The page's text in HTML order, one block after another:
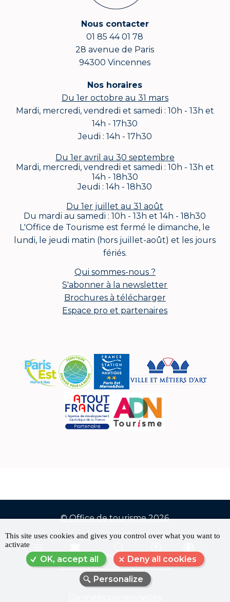
Nous contacter
01 85 44 01 78
28 avenue de Paris
94300 Vincennes
Nos horaires
Du 1er octobre au 31 mars
Mardi, mercredi, vendredi et samedi : 10h - 13h et
14h - 17h30
Jeudi : 14h - 17h30
Du 1er avril au 30 septembre
Mardi, mercredi, vendredi et samedi : 10h - 13h et
14h - 18h30
Jeudi : 14h - 18h30
Du 1er juillet au 31 août
Du mardi au samedi : 10h - 13h et 14h - 18h30
L'Office de Tourisme est fermé le dimanche, le
lundi, le jeudi matin (hors juillet-août) et les jours
fériés.
Qui sommes-nous ?
S'abonner à la newsletter
Brochures à télécharger
Espace pro et partenaires
© Office de tourisme 2026
Menu
Pied
Contact
FAQ
Accessibilité : non conforme
Mentions légales
MENU RÉSERVER RECHERCHE FAQ LANGUE
This site uses cookies and gives you control over what you want to
activate
OK, accept all Deny all cookies
Personalize